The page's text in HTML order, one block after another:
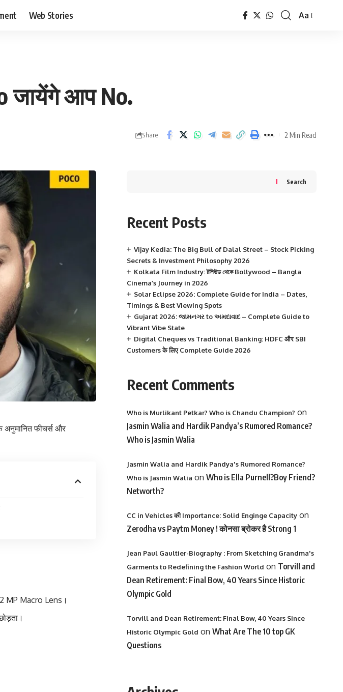
Web Stories
Font
Aa
जायेंगे आप No.
Share 2 Min Read
फीचर्स और
MP Macro Lens।
Search
Recent Posts
Vijay Kedia: The Big Bull of Dalal Street – Stock Picking
Secrets & Investment Philosophy 2026
Kolkata Film Industry: টলিউড থেকে Bollywood – Bangla
Cinema’s Journey in 2026
Solar Eclipse 2026: Complete Guide for India – Dates,
Timings & Best Viewing Spots
Gujarat 2026: જામનગર to અમદાવાદ – Complete Guide to
Vibrant Vibe State
Digital Cheques vs Traditional Banking: HDFC और SBI
Customers के लिए Complete Guide 2026
Recent Comments
Who is Murlikant Petkar? Who is Chandu Champion? on
Jasmin Walia and Hardik Pandya’s Rumored Romance?
Who is Jasmin Walia
Jasmin Walia and Hardik Pandya's Rumored Romance?
Who is Jasmin Walia on Who is Ella Purnell?Boy Friend?
Networth?
CC in Vehicles की Importance: Solid Enginge Capacityon
Zerodha vs Paytm Money ! कोनसा ब्रोकर है Strong 1
Jean Paul Gaultier-Biography : From Sketching Grandma's
Garments to Redefining the Fashion World on Torvill and
Dean Retirement: Final Bow, 40 Years Since Historic
Olympic Gold
Torvill and Dean Retirement: Final Bow, 40 Years Since
Historic Olympic Gold on What Are The 10 top GK
Questions